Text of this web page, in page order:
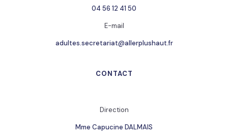
04 56 12 41 50
E-mail
adultes.secretariat@allerplushaut.fr
CONTACT
Direction
Mme Capucine DALMAIS